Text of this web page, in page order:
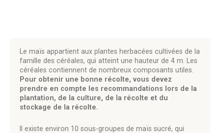
Le maïs appartient aux plantes herbacées cultivées de la
famille des céréales, qui atteint une hauteur de 4 m. Les
céréales contiennent de nombreux composants utiles.
Pour obtenir une bonne récolte, vous devez
prendre en compte les recommandations lors de la
plantation, de la culture, de la récolte et du
stockage de la récolte.
Il existe environ 10 sous-groupes de maïs sucré, qui